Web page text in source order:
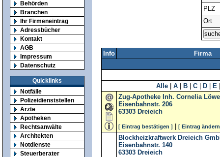
Behörden
Branchen
Ihr Firmeneintrag
Adressbücher
Kontakt
AGB
Impressum
Datenschutz
Quicklinks
Notfälle
Polizeidienststellen
Ärzte
Apotheken
Rechtsanwälte
Architekten
Notdienste
Steuerberater
PLZ
Ort
Info Firma
Alle A B C D E
Zug-Apotheke Inh. Cornelia
Eisenbahnstr. 206
63303 Dreieich
[ Eintrag bestätigen ] [ Eintrag
Blockheizkraftwerk Dreieich
Eisenbahnstr. 140
63303 Dreieich